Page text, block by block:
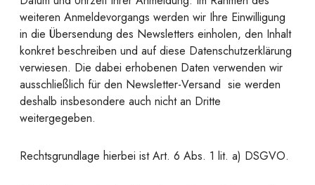
weiteren Anmeldevorgangs werden wir Ihre Einwilligung
in die Übersendung des Newsletters einholen, den Inhalt
konkret beschreiben und auf diese Datenschutzerklärung
verwiesen. Die dabei erhobenen Daten verwenden wir
ausschließlich für den Newsletter-Versand  sie werden
deshalb insbesondere auch nicht an Dritte
weitergegeben.
Rechtsgrundlage hierbei ist Art. 6 Abs. 1 lit. a) DSGVO.